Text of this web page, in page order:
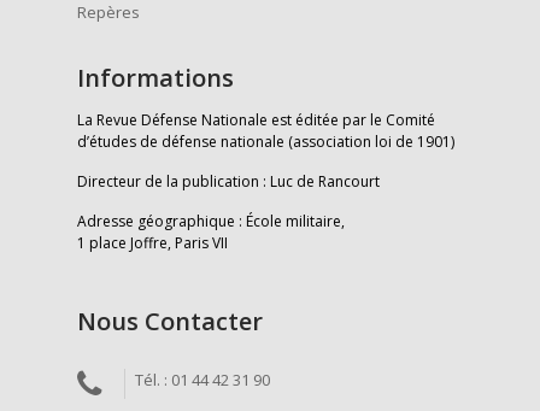
Repères
Informations
La Revue Défense Nationale est éditée par le Comité
d’études de défense nationale (association loi de 1901)
Directeur de la publication : Luc de Rancourt
Adresse géographique : École militaire,
1 place Joffre, Paris VII
Nous Contacter
Tél. : 01 44 42 31 90